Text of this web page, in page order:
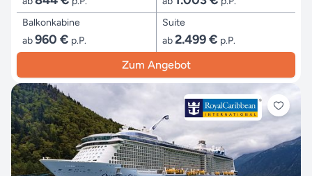
Balkonkabine
ab960 € p.P.
Suite
ab2.499 € p.P.
Zum Angebot